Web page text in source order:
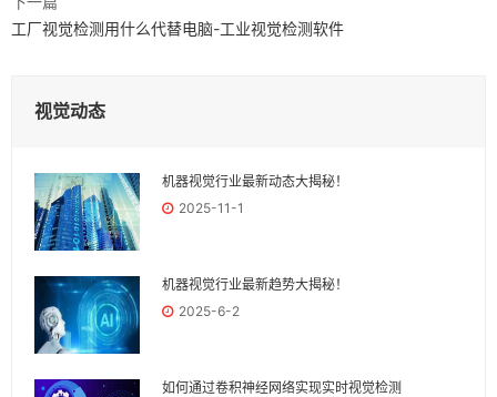
工厂视觉检测用什么代替电脑-工业视觉检测软件
视觉动态
机器视觉行业最新动态大揭秘！
2025-11-1
机器视觉行业最新趋势大揭秘！
2025-6-2
如何通过卷积神经网络实现实时视觉检测